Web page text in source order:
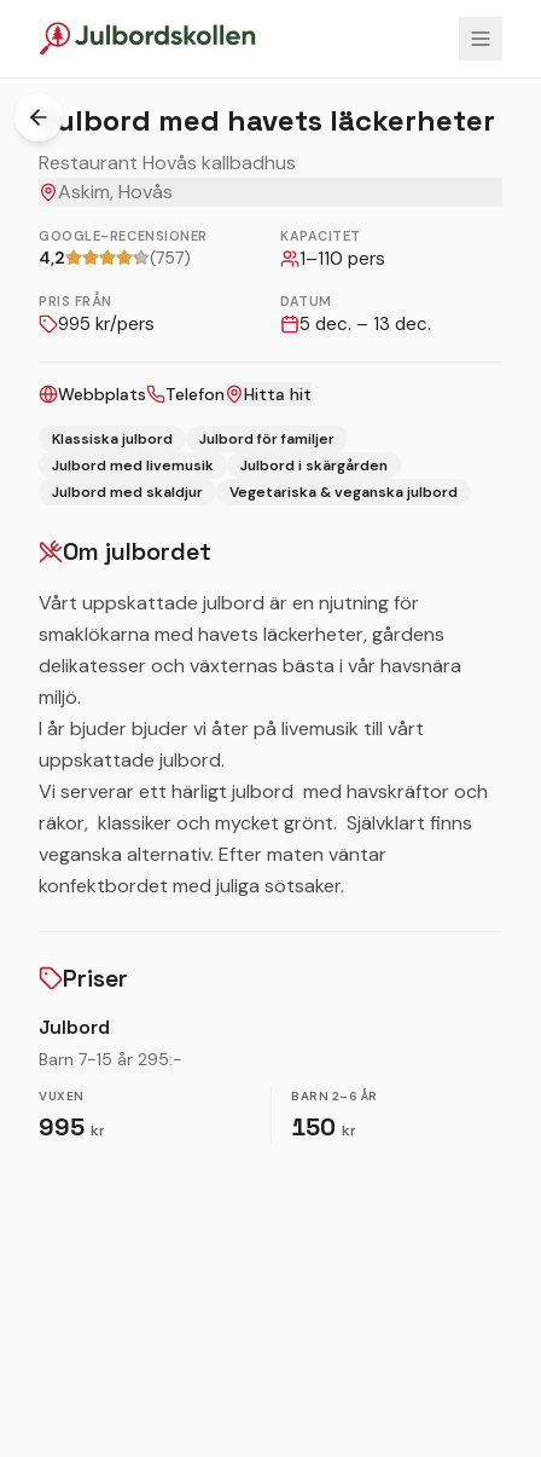
1/
Julbord med havets läckerheter
Restaurant Hovås kallbadhus
Askim, Hovås
GOOGLE-RECENSIONER
4,2 (757)
KAPACITET
1–110 pers
PRIS FRÅN
995 kr/pers
DATUM
5 dec. – 13 dec.
Webbplats Telefon Hitta hit
Klassiska julbord
Julbord för familjer
Julbord med livemusik
Julbord i skärgården
Julbord med skaldjur
Vegetariska & veganska julbord
Om julbordet
Vårt uppskattade julbord är en njutning för
smaklökarna med havets läckerheter, gårdens
delikatesser och växternas bästa i vår havsnära
miljö.
I år bjuder bjuder vi åter på livemusik till vårt
uppskattade julbord.
Vi serverar ett härligt julbord med havskräftor och
räkor, klassiker och mycket grönt. Självklart finns
veganska alternativ. Efter maten väntar
konfektbordet med juliga sötsaker.
Priser
Julbord
Barn 7-15 år 295:-
VUXEN
995 kr
BARN 2–6 ÅR
150 kr